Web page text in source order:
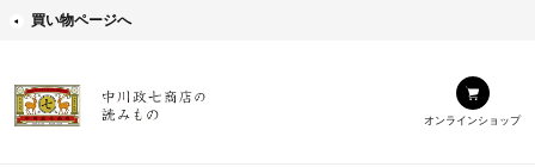
買い物ページへ
オンラインショップ